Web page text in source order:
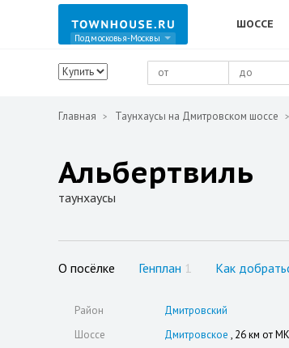
Подмосковья-Москвы
ШОССЕ
Главная Таунхаусы на Дмитровском шоссе
Альбертвиль
таунхаусы
О посёлке Генплан 1 Как
Район
Дмитровский
Шоссе
Дмитровское , 26 км от